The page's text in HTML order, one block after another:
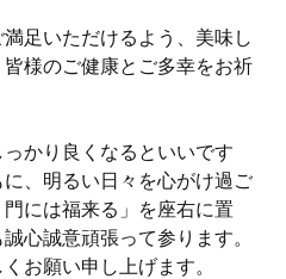
足いただけるよう、美味し
様のご健康とご多幸をお祈
かり良くなるといいです
、明るい日々を心がけ過ご
には福来る」を座右に置
心誠意頑張って参ります。
お願い申し上げます。